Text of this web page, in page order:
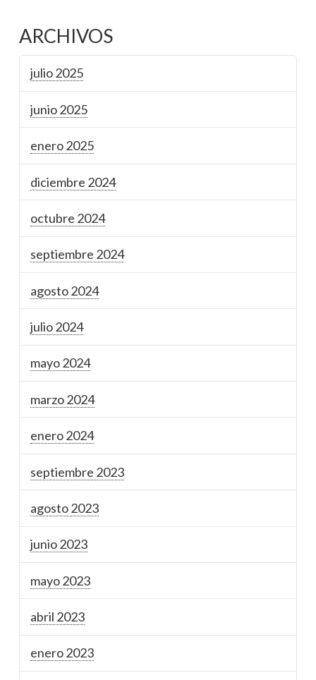
ARCHIVOS
julio 2025
junio 2025
enero 2025
diciembre 2024
octubre 2024
septiembre 2024
agosto 2024
julio 2024
mayo 2024
marzo 2024
enero 2024
septiembre 2023
agosto 2023
junio 2023
mayo 2023
abril 2023
enero 2023